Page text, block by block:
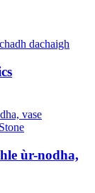
ùr-nodha,